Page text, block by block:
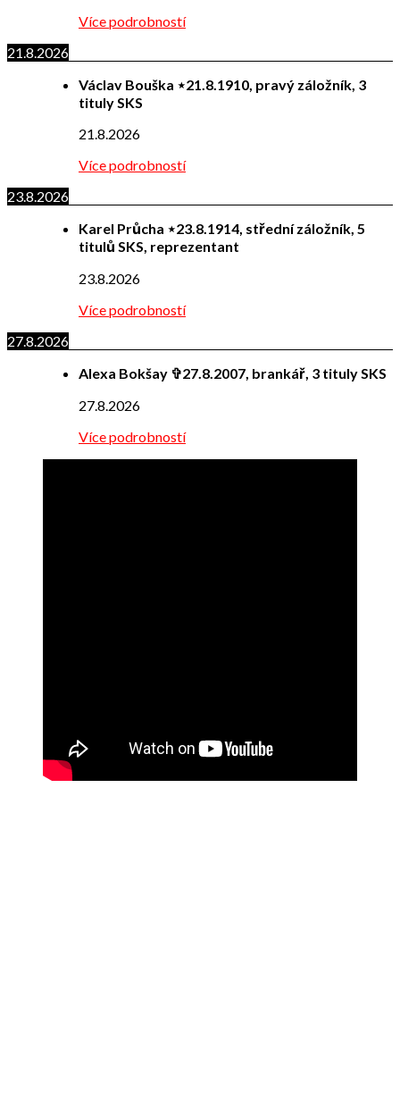
Více podrobností
21.8.2026
Václav Bouška ⋆21.8.1910, pravý záložník, 3
tituly SKS
21.8.2026
Více podrobností
23.8.2026
Karel Průcha ⋆23.8.1914, střední záložník, 5
titulů SKS, reprezentant
23.8.2026
Více podrobností
27.8.2026
Alexa Bokšay ✞27.8.2007, brankář, 3 tituly SKS
27.8.2026
Více podrobností